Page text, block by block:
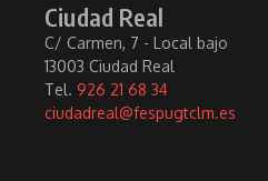
Ciudad Real
C/ Carmen, 7 - Local bajo
13003 Ciudad Real
Tel. 926 21 68 34
ciudadreal@fespugtclm.es